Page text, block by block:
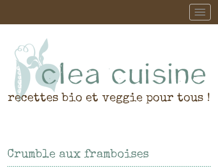
recettes bio et veggie pour tous !
Crumble aux framboises